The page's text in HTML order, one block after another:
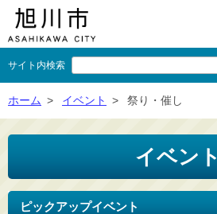
サイト内検索
くらし
観光
ホーム > イベント > 祭り・催し
イベント
ピックアップイベント